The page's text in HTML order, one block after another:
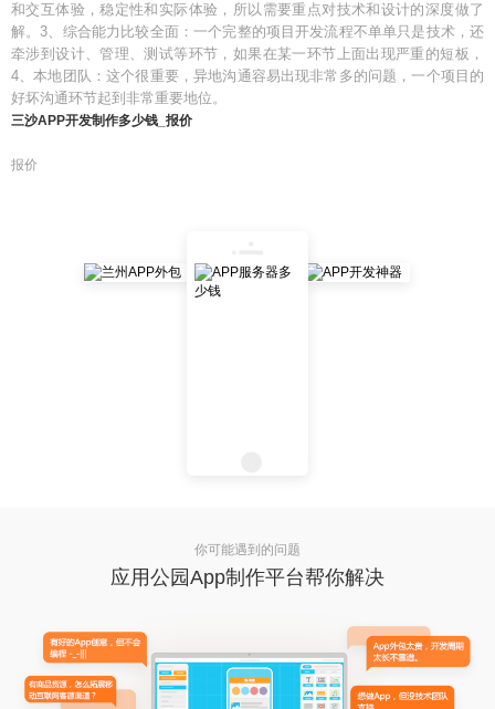
和交互体验，稳定性和实际体验，所以需要重点对技术和设计的深度做了
解。3、综合能力比较全面：一个完整的项目开发流程不单单只是技术，还
牵涉到设计、管理、测试等环节，如果在某一环节上面出现严重的短板，
4、本地团队：这个很重要，异地沟通容易出现非常多的问题，一个项目的
好坏沟通环节起到非常重要地位。
三沙APP开发制作多少钱_报价
报价
你可能遇到的问题
应用公园App制作平台帮你解决